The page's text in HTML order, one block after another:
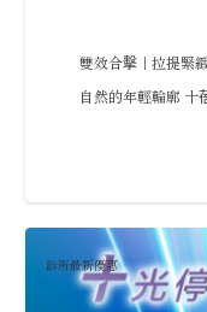
雙效合擊｜拉提緊
自然的年輕輪廓 十
診所最新優惠